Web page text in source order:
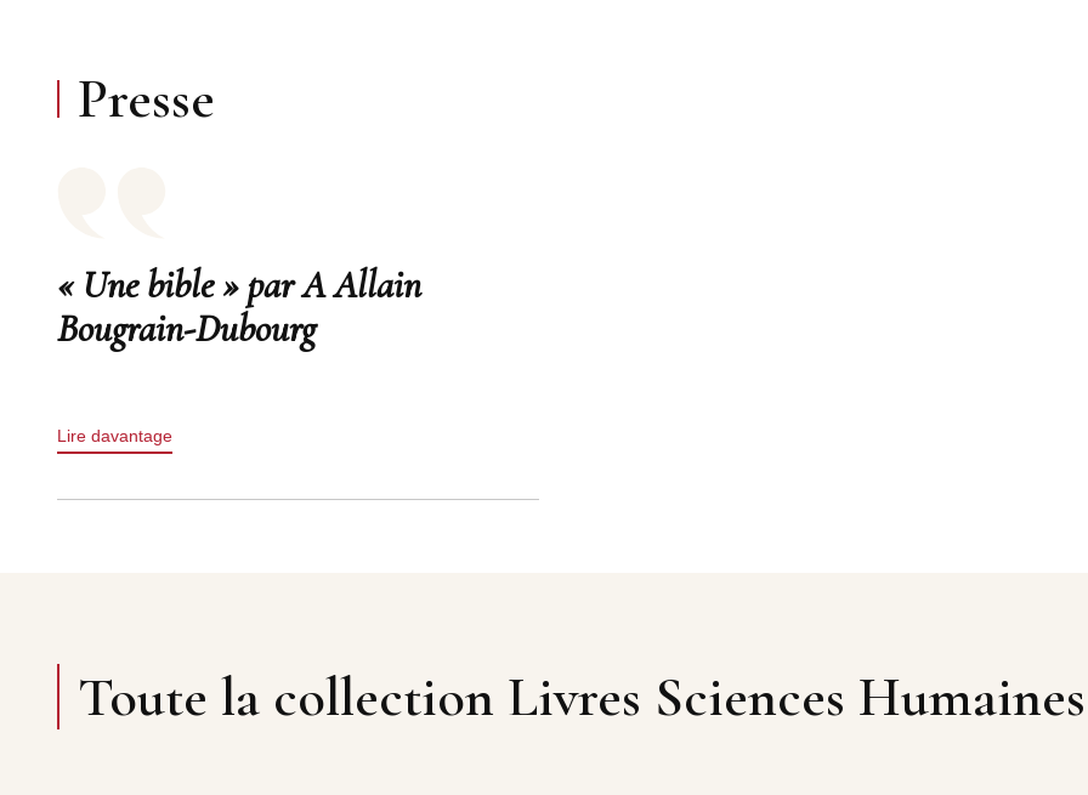
Presse
« Une bible » par A Allain
Bougrain-Dubourg
Lire davantage
Toute la collection Livres Sciences Humaines